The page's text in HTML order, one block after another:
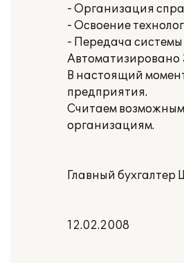
- Организация
- Освоение
- Передача
Автоматизировано
В настоящий
предприятия.
Считаем
организациям.
Главный бухгалтер
12.02.2008